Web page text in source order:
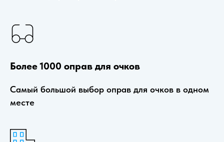
Более 1000 оправ для очков
Самый большой выбор оправ для очков в одном
месте